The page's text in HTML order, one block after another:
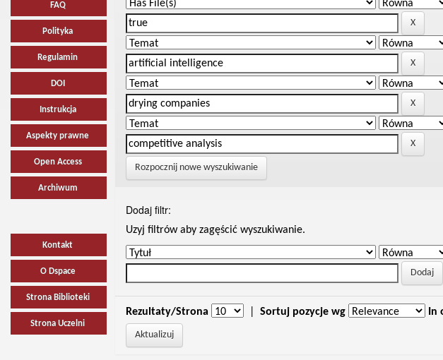
FAQ
Polityka
Regulamin
DOI
Instrukcja
Aspekty prawne
Open Access
Archiwum
Kontakt
O Dspace
Strona Biblioteki
Strona Uczelni
Rozpocznij nowe wyszukiwanie
Dodaj filtr:
Uzyj filtrów aby zagęścić wyszukiwanie.
Rezultaty/Strona Sortuj pozycje wg In